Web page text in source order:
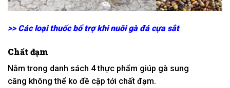
>>Các loại thuốc bổ trợ khi nuôi gà đá cựa sắt
Chất đạm
Nằm trong danh sách 4 thực phẩm giúp gà sung
căng không thể ko đề cập tới chất đạm.